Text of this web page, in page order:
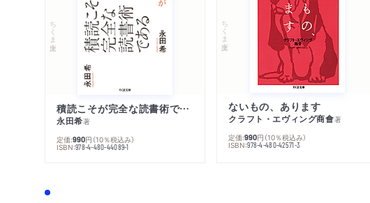
ちくま文庫
積読こそが完全な読書術である
永田希著
定価:990円 （10％税込み）
ISBN:978-4-480-44089-1
ちくま文庫
ないもの、あります
クラフト・エヴィング商會著
定価:990円 （10％税込み）
ISBN:978-4-480-42571-3